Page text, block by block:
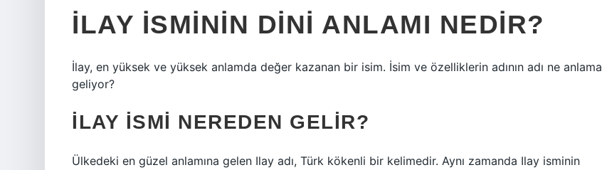
İLAY ISMININ DINI ANLAMI NEDIR?
İlay, en yüksek ve yüksek anlamda değer kazanan bir isim. İsim ve özelliklerin adının adı ne anlama
geliyor?
İLAY ISMI NEREDEN GELIR?
Ülkedeki en güzel anlamına gelen Ilay adı, Türk kökenli bir kelimedir. Aynı zamanda Ilay isminin